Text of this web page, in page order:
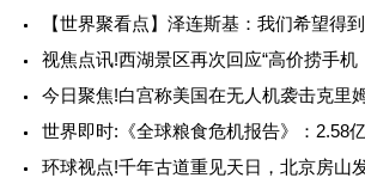
【世界聚看点】泽连斯基：我们希望得
视焦点讯!西湖景区再次回应“高价捞手机
今日聚焦!白宫称美国在无人机袭击克里
世界即时:《全球粮食危机报告》：2.58
环球视点!千年古道重见天日，北京房山